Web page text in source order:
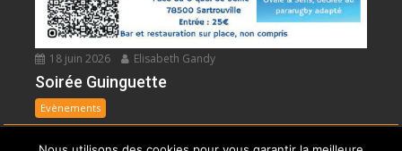
18 juin 2026 Elisabeth Gandy
Soirée Guinguette
Evènements